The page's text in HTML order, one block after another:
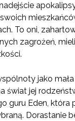
To oni,
zagrożeń,
jako
świat jej
guru Eden, która
Dorastanie